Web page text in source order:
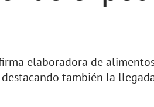
elaboradora de
también la